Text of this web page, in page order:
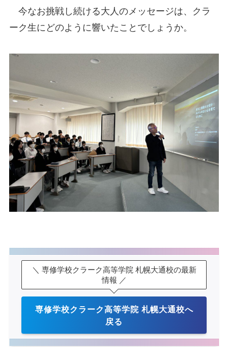
今なお挑戦し続ける大人のメッセージは、クラ
ーク生にどのように響いたことでしょうか。
＼ 専修学校クラーク高等学院 札幌大通校の最新
情報 ／
専修学校クラーク高等学院 札幌大通校へ
戻る